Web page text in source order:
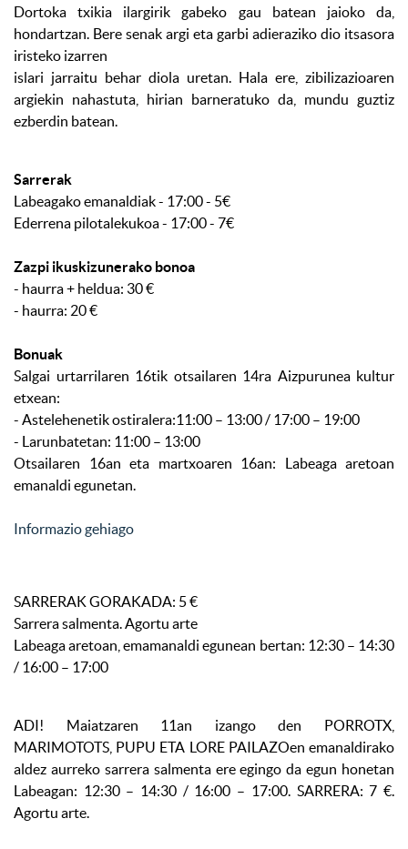
Dortoka txikia ilargirik gabeko gau batean jaioko da,
hondartzan. Bere senak argi eta garbi adieraziko dio itsasora
iristeko izarren
islari jarraitu behar diola uretan. Hala ere, zibilizazioaren
argiekin nahastuta, hirian barneratuko da, mundu guztiz
ezberdin batean.
Sarrerak
Labeagako emanaldiak - 17:00 - 5€
Ederrena pilotalekukoa - 17:00 - 7€
Zazpi ikuskizunerako bonoa
- haurra + heldua: 30 €
- haurra: 20 €
Bonuak
Salgai urtarrilaren 16tik otsailaren 14ra Aizpurunea kultur
etxean:
- Astelehenetik ostiralera:11:00 – 13:00 / 17:00 – 19:00
- Larunbatetan: 11:00 – 13:00
Otsailaren 16an eta martxoaren 16an: Labeaga aretoan
emanaldi egunetan.
Informazio gehiago
SARRERAK GORAKADA: 5 €
Sarrera salmenta. Agortu arte
Labeaga aretoan, emamanaldi egunean bertan: 12:30 – 14:30
/ 16:00 – 17:00
ADI! Maiatzaren 11an izango den PORROTX,
MARIMOTOTS, PUPU ETA LORE PAILAZOen emanaldirako
aldez aurreko sarrera salmenta ere egingo da egun honetan
Labeagan: 12:30 – 14:30 / 16:00 – 17:00. SARRERA: 7 €.
Agortu arte.